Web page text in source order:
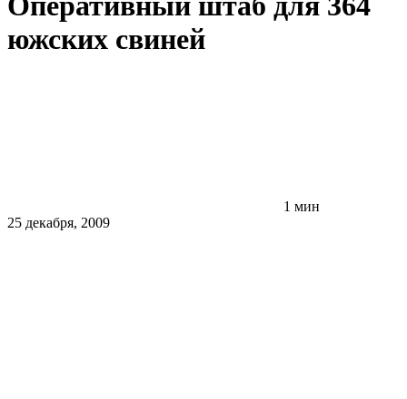
южских свиней
1 мин
25 декабря, 2009